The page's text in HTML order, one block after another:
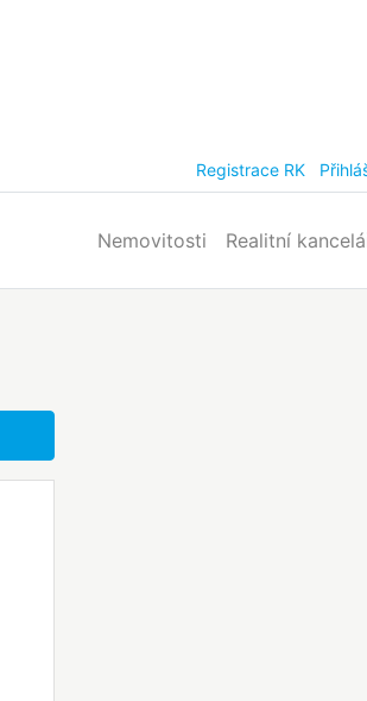
Registrace RK
Nemovitosti Realitní